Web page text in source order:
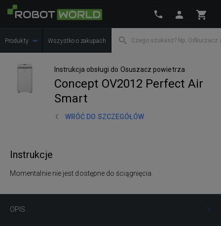
Produkty Wszystko o zakupach
Instrukcja obsługi do Osuszacz powietrza
Concept OV2012 Perfect Air
Smart
WRÓĆ DO SZCZEGÓŁÓW
OPIS
Instrukcje
Momentalnie nie jest dostępne do ściągnięcia.